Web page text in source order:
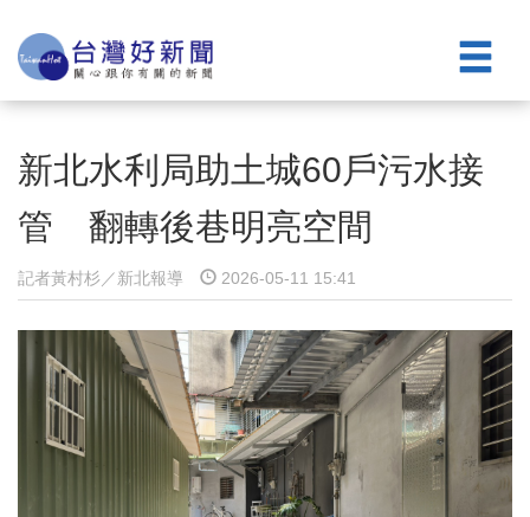
新北水利局助土城60戶污水接
管 翻轉後巷明亮空間
記者黃村杉／新北報導 2026-05-11 15:41